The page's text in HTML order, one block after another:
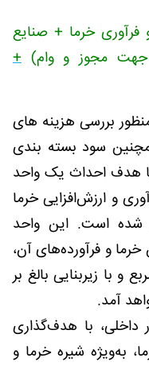
خرما + صنایع
+
بررسی هزینه های
سود بسته بندی
هدف احداث یک واحد
و ارزش‌افزایی خرما
شده است. این واحد
با ظرفیت سالانه 1,750 تن خرما و فرآورده‌های آن،
مساحت 2,500 متر مربع و با زیربنایی بالغ بر
داخلی، با هدف‌گذاری
به‌ویژه شیره خرما و